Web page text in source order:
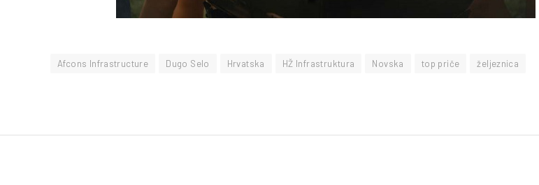
Afcons Infrastructure Dugo Selo Hrvatska HŽ Infrastruktura Novska top priče željeznica